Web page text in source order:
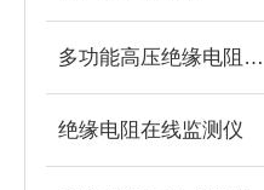
多功能高压绝缘电阻测试仪
绝缘电阻在线监测仪